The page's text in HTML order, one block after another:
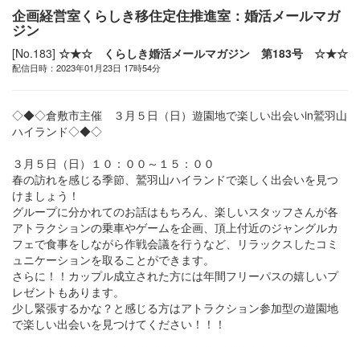
企画経営室くらしき移住定住推進室：婚活メールマガ
ジン
[No.183] ☆★☆ くらしき婚活メールマガジン 第183号 ☆★☆
配信日時：2023年01月23日 17時54分
◇◆◇倉敷市主催 ３月５日（日）遊園地で楽しい出会いin鷲羽山
ハイランド◇◆◇
３月５日（日）１０：００～１５：００
春の訪れを感じる季節、鷲羽山ハイランドで楽しく出会いを見つ
けましょう！
グループに分かれてのお話はもちろん、楽しいスタッフさんが各
アトラクションの乗車やゲームを企画、頂上付近のジャングルカ
フェで食事をしながら作戦会議を行うなど、リラックスしたコミ
ュニケーションを取ることができます。
さらに！！カップル成立された方には年間フリーパスの嬉しいプ
レゼントもあります。
少し緊張するかな？と感じる方はアトラクション参加型の遊園地
で楽しい出会いを見つけてください！！！